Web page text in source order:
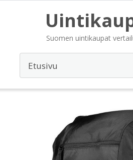
Suomen uintikaupat